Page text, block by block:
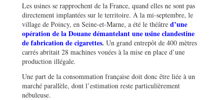
Les usines se rapprochent de la France, quand elles ne sont pas
directement implantées sur le territoire. À la mi-septembre, le
village de Poincy, en Seine-et-Marne, a été le théâtre d’une
opération de la Douane démantelant une usine clandestine
de fabrication de cigarettes. Un grand entrepôt de 400 mètres
carrés abritait 28 machines vouées à la mise en place d’une
production illégale.
Une part de la consommation française doit donc être liée à un
marché parallèle, dont l’estimation reste particulièrement
nébuleuse.